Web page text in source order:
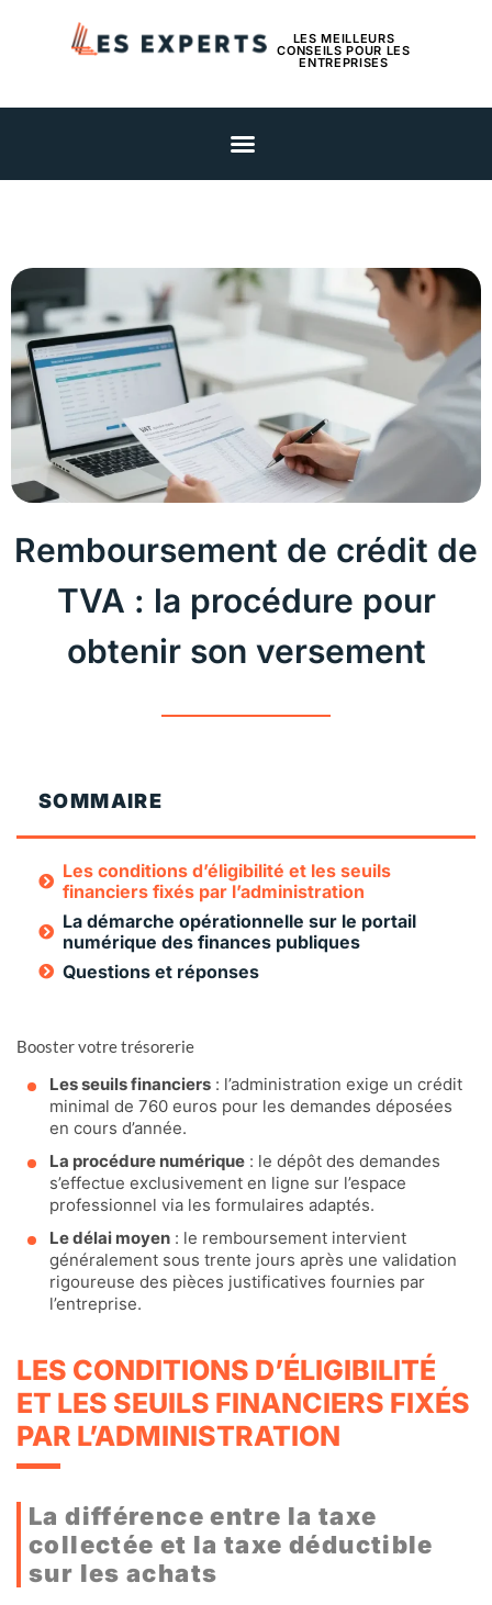
LES MEILLEURS
CONSEILS POUR LES
ENTREPRISES
Remboursement de crédit de
TVA : la procédure pour
obtenir son versement
Booster votre trésorerie
Les seuils financiers : l’administration exige un crédit
minimal de 760 euros pour les demandes déposées
en cours d’année.
La procédure numérique : le dépôt des demandes
s’effectue exclusivement en ligne sur l’espace
professionnel via les formulaires adaptés.
Le délai moyen : le remboursement intervient
généralement sous trente jours après une validation
rigoureuse des pièces justificatives fournies par
l’entreprise.
LES CONDITIONS D’ÉLIGIBILITÉ
ET LES SEUILS FINANCIERS FIXÉS
PAR L’ADMINISTRATION
La différence entre la taxe
collectée et la taxe déductible
sur les achats
SOMMAIRE
Les conditions d’éligibilité et les seuils
financiers fixés par l’administration
La démarche opérationnelle sur le portail
numérique des finances publiques
Questions et réponses